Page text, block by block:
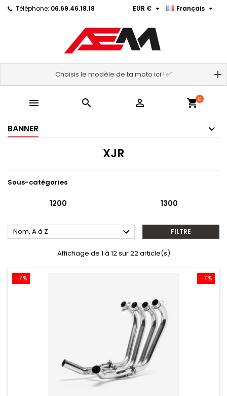
Téléphone: 06.69.46.18.18 Français 
EUR € 
Choisis le modèle de ta moto ici ! ✅
   shopping_cart0
BANNER
XJR
Sous-catégories
1200 1300
Nom, A à Z  FILTRE
Affichage de 1 à 12 sur 22 article(s)
-7%
-7%